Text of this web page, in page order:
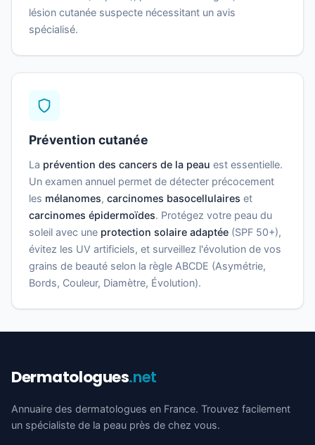
lésion cutanée suspecte nécessitant un avis
spécialisé.
Prévention cutanée
La prévention des cancers de la peau est essentielle.
Un examen annuel permet de détecter précocement
les mélanomes, carcinomes basocellulaires et
carcinomes épidermoïdes. Protégez votre peau du
soleil avec une protection solaire adaptée (SPF 50+),
évitez les UV artificiels, et surveillez l'évolution de vos
grains de beauté selon la règle ABCDE (Asymétrie,
Bords, Couleur, Diamètre, Évolution).
Dermatologues.net
Annuaire des dermatologues en France. Trouvez facilement
un spécialiste de la peau près de chez vous.